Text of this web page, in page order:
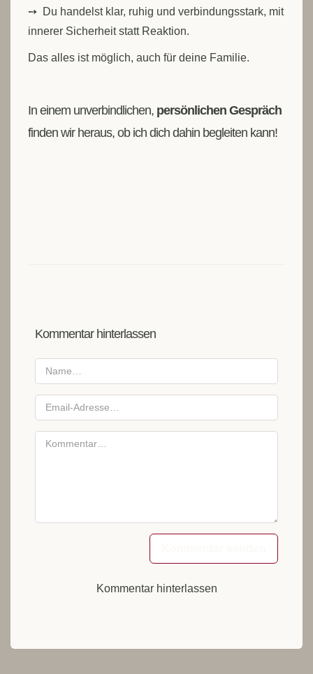
➙ Du handelst klar, ruhig und verbindungsstark, mit
innerer Sicherheit statt Reaktion.
Das alles ist möglich, auch für deine Familie.
In einem unverbindlichen, persönlichen Gespräch
finden wir heraus, ob ich dich dahin begleiten kann!
Kommentar hinterlassen
Kommentar hinterlassen